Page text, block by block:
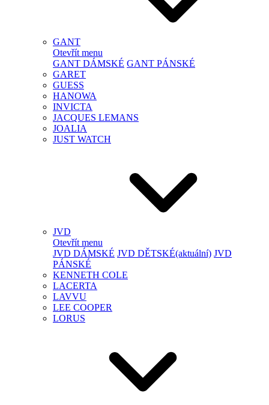
GANT
Otevřít menu
GANT DÁMSKÉ GANT PÁNSKÉ
GARET
GUESS
HANOWA
INVICTA
JACQUES LEMANS
JOALIA
JUST WATCH
JVD
Otevřít menu
JVD DÁMSKÉ JVD DĚTSKÉ(aktuální) JVD
PÁNSKÉ
KENNETH COLE
LACERTA
LAVVU
LEE COOPER
LORUS